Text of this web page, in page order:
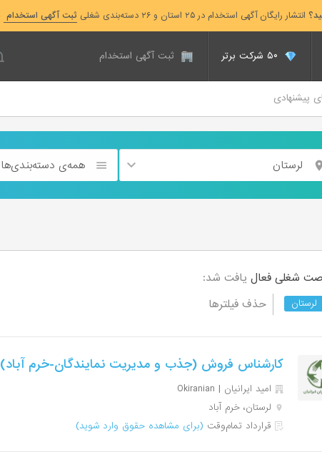
انتشار رایگان آگهی استخدام در ۲۵ استان و ۲۶ دسته‌بندی شغلی ثبت آگهی استخدام
ثبت آگهی استخدام
پیشنهادی
لرستان همه‌ی دسته‌بندی‌ها
فعال یافت شد:
لرستان
حذف فیلترها
کارشناس فروش (جذب و مدیریت نمایندگان-خرم آباد)
امید ایرانیان | Okiranian
لرستان، خرم آباد
قرارداد تمام‌وقت (برای مشاهده حقوق وارد شوید)